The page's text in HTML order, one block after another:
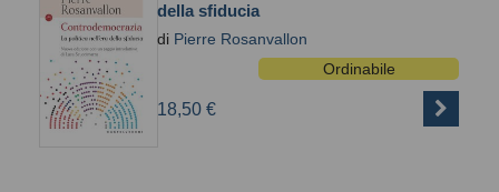
della sfiducia
di Pierre Rosanvallon
Ordinabile
18,50 €